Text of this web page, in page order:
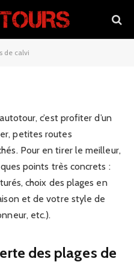
de calvi
pour plages
c’est profiter d’un
petites routes
Pour en tirer le meilleur,
points très concrets :
choix des plages en
et de votre style de
etc.).
des plages de